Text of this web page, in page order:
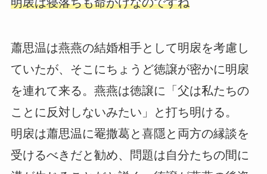
蕭思温は燕燕の結婚相手として明扆を考慮し
ていたが、そこにちょうど徳譲が密かに明扆
を連れて来る。燕燕は徳譲に「父は私たちの
ことに反対しないみたい」と打ち明ける。
明扆は蕭思温に罨撒葛と喜隱と両方の縁談を
受けるべきだと勧め、問題は自分たちの間に